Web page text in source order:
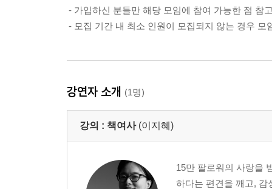
- 가입하신 분들만 해당 모임에 참여 가능한 점 참
- 모집 기간 내 최소 인원이 모집되지 않는 경우
강연자 소개 (1명)
강의 : 책여사 (이지혜)
15만 팔로워의 사랑을
하다는 편견을 깨고, 감